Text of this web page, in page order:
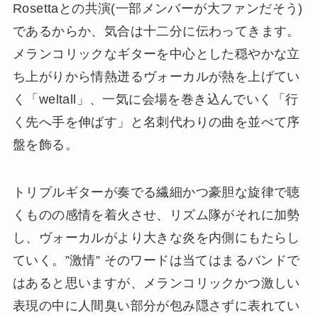
Rosettaとの共演(一部メンバーが大ファンだそう)
であるからか、気合は十二分に伝わってきます。
メランコリックなギターを中心とした穏やかな立
ち上がりから情熱迸るヴォーカルが熱を上げてい
く「weltall」、一気に会場を巻き込んでいく「行
く先へ手を伸ばす」と名刺代わりの曲を並べて序
盤を飾る。
トリプルギターが奏でる繊細かつ豪胆な旋律で聴
くものの感情を着火させ、リズム隊がそれに加勢
し、ヴォーカルがより大きな炎を内側にもたらし
ていく。”激情” そのワードは当てはまるバンドで
はあると思いますが、メランコリックかつ激しい
表現の中に人間臭い部分が包み隠さずに表れてい